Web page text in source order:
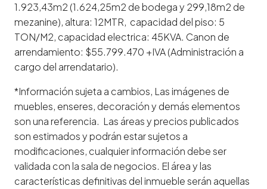
1.923,43m2 (1.624,25m2 de bodega y 299,18m2 de
mezanine), altura: 12MTR, capacidad del piso: 5
TON/M2, capacidad electrica: 45KVA. Canon de
arrendamiento: $55.799.470 +IVA (Administración a
cargo del arrendatario).
*Información sujeta a cambios, Las imágenes de
muebles, enseres, decoración y demás elementos
son una referencia. Las áreas y precios publicados
son estimados y podrán estar sujetos a
modificaciones, cualquier información debe ser
validada con la sala de negocios. El área y las
características definitivas del inmueble serán aquellas